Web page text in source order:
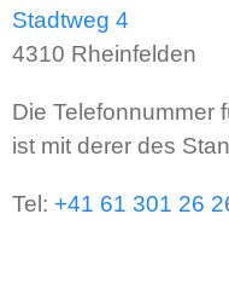
Stadtweg 4
4310 Rheinfelden
Die Telefonnummer
ist mit derer des
Tel: +41 61 301 26